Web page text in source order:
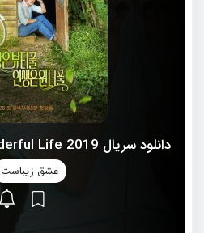
دانلود سریال 2019 Beautiful Love Wonderful Life
عشق زیباست